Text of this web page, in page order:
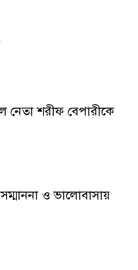
নেতা শরীফ বেপারীকে
ও ভালোবাসায়